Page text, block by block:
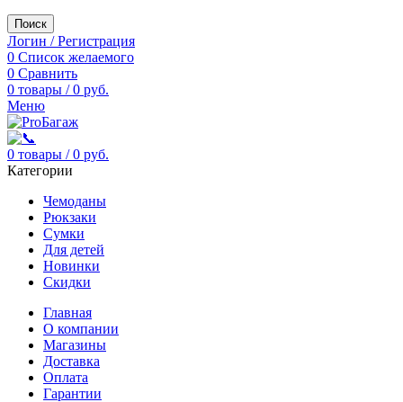
Поиск
Логин / Регистрация
0 Список желаемого
0 Сравнить
0 товары / 0 руб.
Меню
0 товары / 0 руб.
Категории
Чемоданы
Рюкзаки
Сумки
Для детей
Новинки
Скидки
Главная
О компании
Магазины
Доставка
Оплата
Гарантии